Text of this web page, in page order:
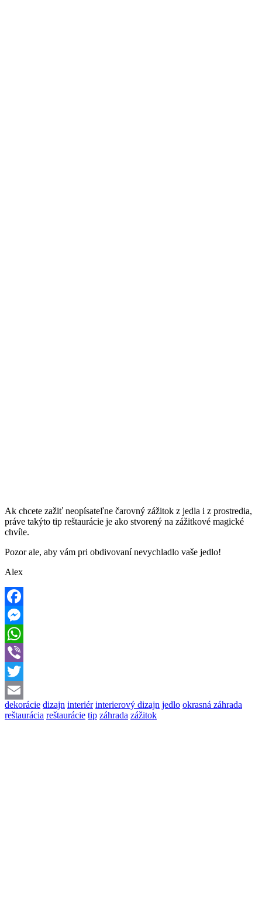
Ak chcete zažiť neopísateľne čarovný zážitok z jedla i z prostredia,
práve takýto tip reštaurácie je ako stvorený na zážitkové magické
chvíle.
Pozor ale, aby vám pri obdivovaní nevychladlo vaše jedlo!
Alex
Facebook
Messenger
WhatsApp
Viber
Twitter
Email
dekorácie dizajn interiér interierový dizajn jedlo okrasná záhrada
reštaurácia reštaurácie tip záhrada zážitok